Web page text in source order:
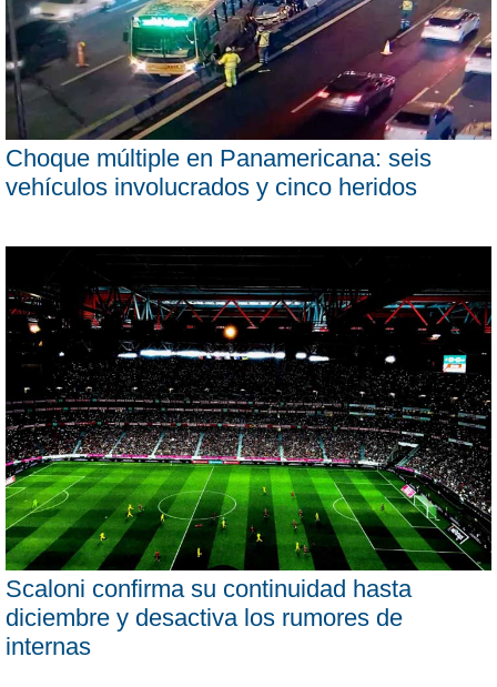
Choque múltiple en Panamericana: seis
vehículos involucrados y cinco heridos
Scaloni confirma su continuidad hasta
diciembre y desactiva los rumores de
internas